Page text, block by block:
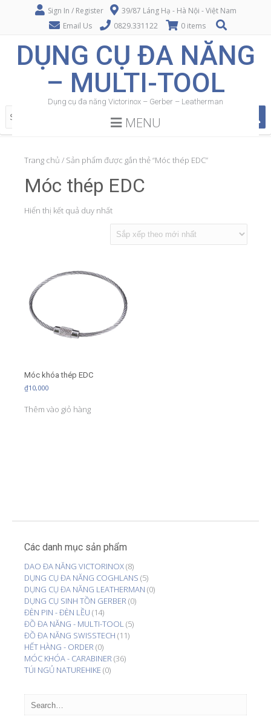
Sign In / Register
39/87 Láng Hạ - Hà Nội - Việt Nam
Email Us
0829.331122 0 items
DỤNG CỤ ĐA NĂNG
– MULTI-TOOL
Dụng cụ đa năng Victorinox – Gerber – Leatherman
MENU
Trang chủ / Sản phẩm được gắn thẻ “Móc thép EDC”
Móc thép EDC
Hiển thị kết quả duy nhất
Móc khóa thép EDC
₫10,000
Thêm vào giỏ hàng
Các danh mục sản phẩm
DAO ĐA NĂNG VICTORINOX(8)
DỤNG CỤ ĐA NĂNG COGHLANS (5)
DỤNG CỤ ĐA NĂNG LEATHERMAN (0)
DỤNG CỤ SINH TỒN GERBER(0)
ĐÈN PIN - ĐÈN LỀU (14)
ĐỒ ĐA NĂNG - MULTI-TOOL(5)
ĐỒ ĐA NĂNG SWISSTECH (11)
HẾT HÀNG - ORDER(0)
MÓC KHÓA - CARABINER(36)
TÚI NGỦ NATUREHIKE(0)